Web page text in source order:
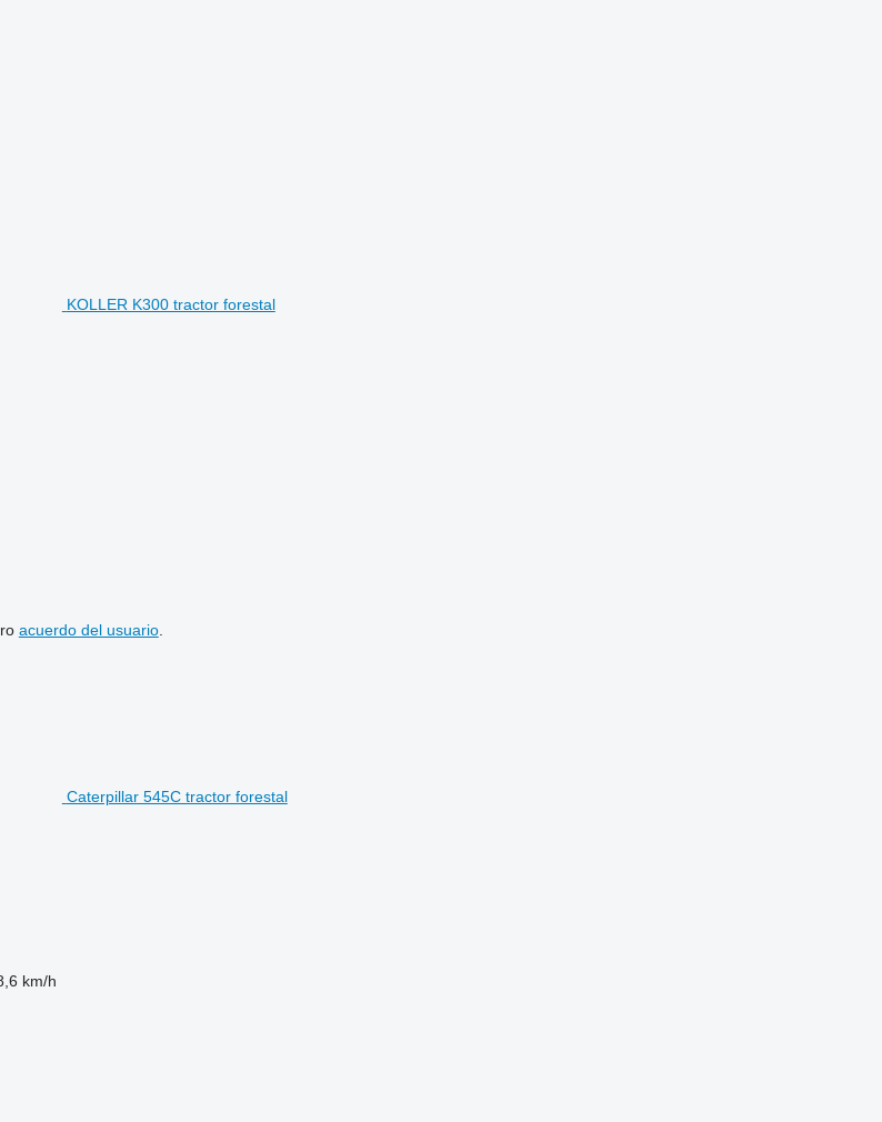
KOLLER K300 tractor forestal
acuerdo del usuario.
Caterpillar 545C tractor forestal
km/h